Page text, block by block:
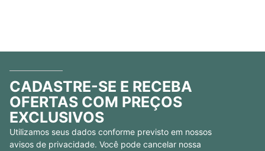
CADASTRE-SE E RECEBA
OFERTAS COM PREÇOS
EXCLUSIVOS
Utilizamos seus dados conforme previsto em nossos
avisos de privacidade. Você pode cancelar nossa